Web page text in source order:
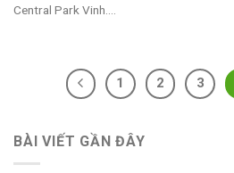
Central Park Vinh....
1 2 3
BÀI VIẾT GẦN ĐÂY